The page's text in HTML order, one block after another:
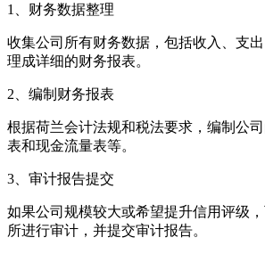
1、财务数据整理
收集公司所有财务数据，包括收入、支
理成详细的财务报表。
2、编制财务报表
根据荷兰会计法规和税法要求，编制公
表和现金流量表等。
3、审计报告提交
如果公司规模较大或希望提升信用评级
所进行审计，并提交审计报告。